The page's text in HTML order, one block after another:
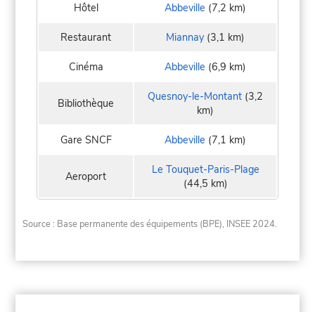
Hôtel Abbeville (7,2 km)
Restaurant Miannay (3,1 km)
Cinéma Abbeville (6,9 km)
Bibliothèque Quesnoy-le-Montant (3,2
km)
Gare SNCF Abbeville (7,1 km)
Aeroport
Le Touquet-Paris-Plage
(44,5 km)
Source : Base permanente des équipements (BPE), INSEE 2024.